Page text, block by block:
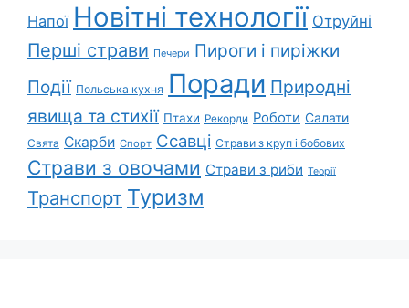
Напої Новітні технології Отруйні
Перші страви Печери Пироги і пиріжки
Події Польська кухня Поради Природні
явища та стихії Птахи Рекорди Роботи Салати
Свята Скарби Спорт Ссавці Страви з круп і бобових
Страви з овочами Страви з риби Теорії
Транспорт Туризм